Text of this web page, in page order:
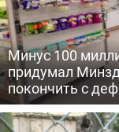
Минус 100
придумал
покончить с